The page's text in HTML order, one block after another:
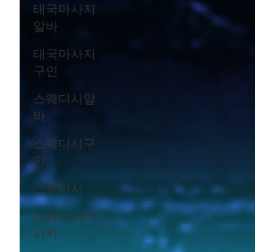
태국마사지
알바
태국마사지
구인
스웨디시알
바
스웨디시구
인
스웨디시
스웨디시마
사지